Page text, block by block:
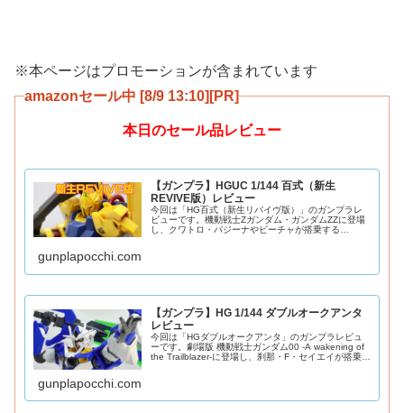
※本ページはプロモーションが含まれています
amazonセール中 [8/9 13:10][PR]
本日のセール品レビュー
【ガンプラ】HGUC 1/144 百式（新生
REVIVE版）レビュー
今回は「HG百式（新生リバイヴ版）」のガンプラレ
ビューです。機動戦士Zガンダム・ガンダムZZに登場
し、クワトロ・バジーナやビーチャが搭乗する
gunplapocchi.com
【ガンプラ】HG 1/144 ダブルオークアンタ
レビュー
今回は「HGダブルオークアンタ」のガンプラレビュ
ーです。劇場版 機動戦士ガンダム00 -A wakening of
the Trailblazer-に登場し、刹那・F・セイエイが搭乗し
gunplapocchi.com